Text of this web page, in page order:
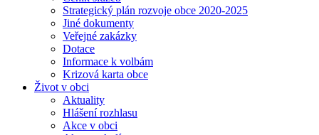
Strategický plán rozvoje obce 2020-2025
Jiné dokumenty
Veřejné zakázky
Dotace
Informace k volbám
Krizová karta obce
Život v obci
Aktuality
Hlášení rozhlasu
Akce v obci